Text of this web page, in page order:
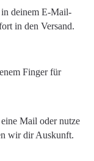
deinem E-Mail-
in den Versand.
Mail oder nutze
wir dir Auskunft.